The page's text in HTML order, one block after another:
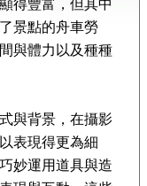
景點的舟車勞
與體力以及種種
與背景，在攝影
表現得更為細
妙運用道具與造